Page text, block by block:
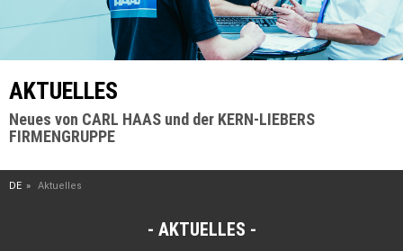
AKTUELLES
Neues von CARL HAAS und der KERN-LIEBERS
FIRMENGRUPPE
DE Aktuelles
AKTUELLES